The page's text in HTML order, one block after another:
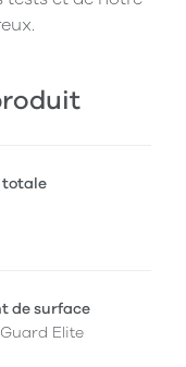
totale
de surface
Elite